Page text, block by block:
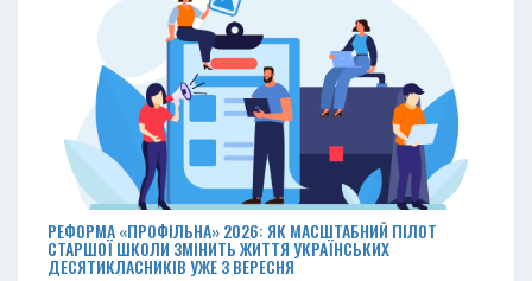
РЕФОРМА «ПРОФІЛЬНА» 2026: ЯК МАСШТАБНИЙ ПІЛОТ
СТАРШОЇ ШКОЛИ ЗМІНИТЬ ЖИТТЯ УКРАЇНСЬКИХ
ДЕСЯТИКЛАСНИКІВ УЖЕ З ВЕРЕСНЯ